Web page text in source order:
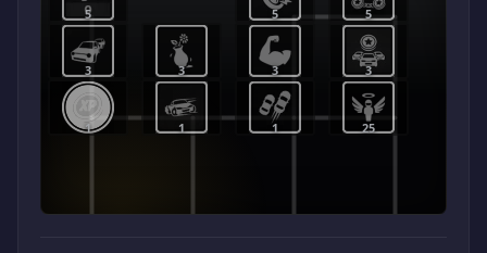
1 1 1 25
3 3 3 3
5 5 5